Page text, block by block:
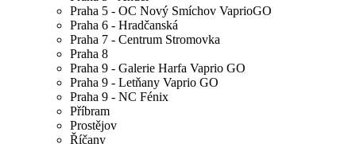
Praha 5 - OC Nový Smíchov VaprioGO
Praha 6 - Hradčanská
Praha 7 - Centrum Stromovka
Praha 8
Praha 9 - Galerie Harfa Vaprio GO
Praha 9 - Letňany Vaprio GO
Praha 9 - NC Fénix
Příbram
Prostějov
Říčany